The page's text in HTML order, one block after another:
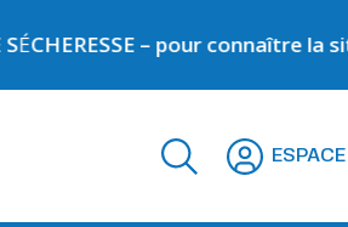
– pour connaître la situation